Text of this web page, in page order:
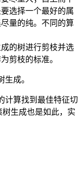
选择一个最好的属
量的纯。不同的算
的树进行剪枝并选
剪枝的标准。
成。
计算找到最佳特征切
生成也是如此，实